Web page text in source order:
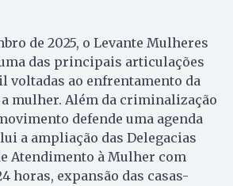
de 2025, o Levante Mulheres
das principais articulações
voltadas ao enfrentamento da
mulher. Além da criminalização
defende uma agenda
a ampliação das Delegacias
Atendimento à Mulher com
horas, expansão das casas-